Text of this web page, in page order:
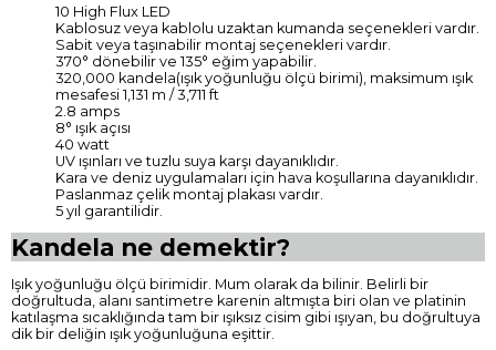
10 High Flux LED
Kablosuz veya kablolu uzaktan kumanda seçenekleri vardır.
Sabit veya taşınabilir montaj seçenekleri vardır.
370° dönebilir ve 135° eğim yapabilir.
320,000 kandela(ışık yoğunluğu ölçü birimi), maksimum ışık
mesafesi 1,131 m / 3,711 ft
2.8 amps
8° ışık açısı
40 watt
UV ışınları ve tuzlu suya karşı dayanıklıdır.
Kara ve deniz uygulamaları için hava koşullarına dayanıklıdır.
Paslanmaz çelik montaj plakası vardır.
5 yıl garantilidir.
Kandela ne demektir?
Işık yoğunluğu ölçü birimidir. Mum olarak da bilinir. Belirli bir
doğrultuda, alanı santimetre karenin altmışta biri olan ve platinin
katılaşma sıcaklığında tam bir ışıksız cisim gibi ışıyan, bu doğrultuya
dik bir deliğin ışık yoğunluğuna eşittir.